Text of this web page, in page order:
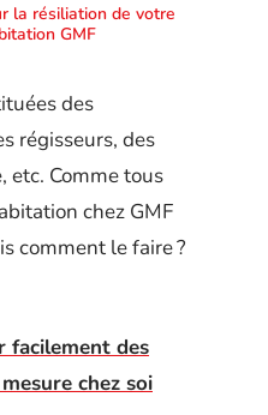
la résiliation de votre
GMF
des
régisseurs, des
etc. Comme tous
chez GMF
comment le faire ?
facilement des
chez soi